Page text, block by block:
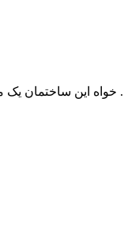
. خواه این ساختمان